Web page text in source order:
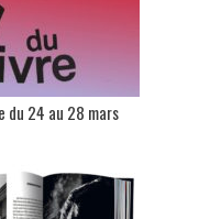
du 24 au 28 mars